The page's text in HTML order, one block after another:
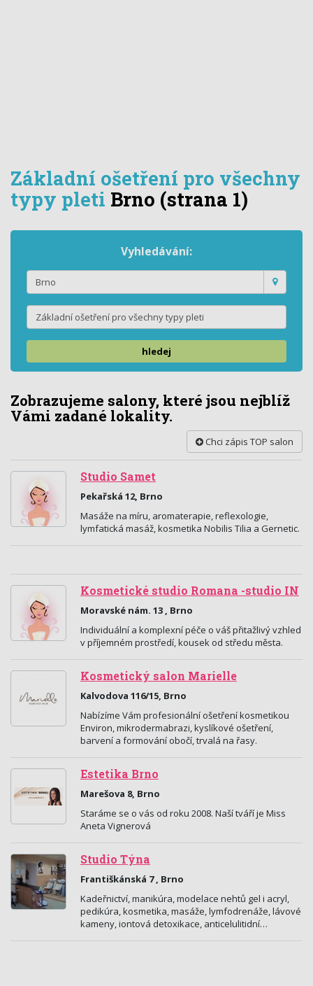
Základní ošetření pro všechny
typy pleti Brno (strana 1)
Vyhledávání:
hledej
Zobrazujeme salony, které jsou nejblíž
Vámi zadané lokality.
Chci zápis TOP salon
Studio Samet
Pekařská 12, Brno
Masáže na míru, aromaterapie, reflexologie,
lymfatická masáž, kosmetika Nobilis Tilia a Gernetic.
Kosmetické studio Romana -studio IN
Moravské nám. 13 , Brno
Individuální a komplexní péče o váš přitažlivý vzhled
v příjemném prostředí, kousek od středu města.
Kosmetický salon Marielle
Kalvodova 116/15, Brno
Nabízíme Vám profesionální ošetření kosmetikou
Environ, mikrodermabrazi, kyslíkové ošetření,
barvení a formování obočí, trvalá na řasy.
Estetika Brno
Marešova 8, Brno
Staráme se o vás od roku 2008. Naší tváří je Miss
Aneta Vignerová
Studio Týna
Františkánská 7 , Brno
Kadeřnictví, manikúra, modelace nehtů gel i acryl,
pedikúra, kosmetika, masáže, lymfodrenáže, lávové
kameny, iontová detoxikace, anticelulitidní…